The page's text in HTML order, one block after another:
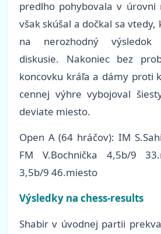
predlho pohybovala v úrovni
však skúšal a dočkal sa
na nerozhodný výsledok
diskusie. Nakoniec bez
koncovku kráľa a dámy proti
cennej výhre vybojoval
deviate miesto.
Open A (64 hráčov): IM
FM V.Bochnička 4,5b/9
3,5b/9 46.miesto
Výsledky na chess-results
Shabir v úvodnej partii